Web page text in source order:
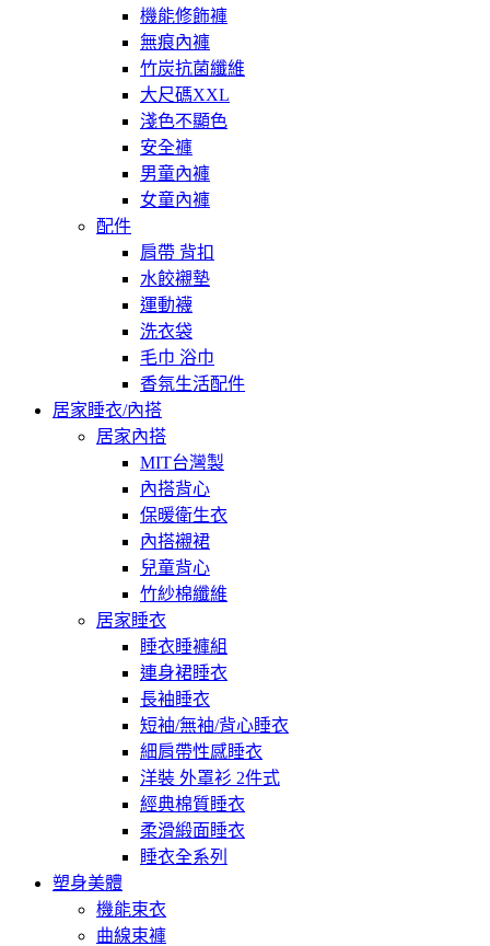
機能修飾褲
無痕內褲
竹炭抗菌纖維
大尺碼XXL
淺色不顯色
安全褲
男童內褲
女童內褲
配件
肩帶 背扣
水餃襯墊
運動襪
洗衣袋
毛巾 浴巾
香氛生活配件
居家睡衣/內搭
居家內搭
MIT台灣製
內搭背心
保暖衛生衣
內搭襯裙
兒童背心
竹紗棉纖維
居家睡衣
睡衣睡褲組
連身裙睡衣
長袖睡衣
短袖/無袖/背心睡衣
細肩帶性感睡衣
洋裝 外罩衫 2件式
經典棉質睡衣
柔滑緞面睡衣
睡衣全系列
塑身美體
機能束衣
曲線束褲